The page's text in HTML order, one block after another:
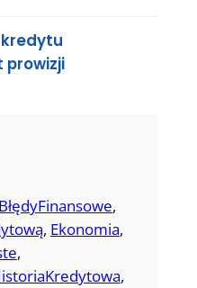
prowizji
BłędyFinansowe
, Ekonomia